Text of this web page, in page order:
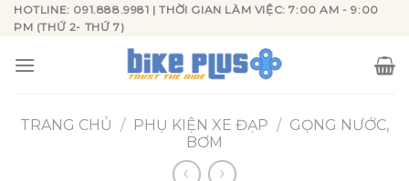
Skip
content
HOTLINE: 091.888.9981 | THỜI GIAN LÀM VIỆC: 7:00 AM - 9:00
PM (THỨ 2- THỨ 7)
TRANG CHỦ / PHỤ KIỆN XE ĐẠP / GỌNG NƯỚC,
BƠM